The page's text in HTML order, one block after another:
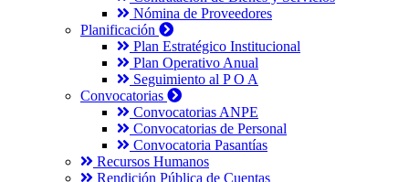
Nómina de Proveedores
Planificación
Plan Estratégico Institucional
Plan Operativo Anual
Seguimiento al P O A
Convocatorias
Convocatorias ANPE
Convocatorias de Personal
Convocatoria Pasantías
Recursos Humanos
Rendición Pública de Cuentas